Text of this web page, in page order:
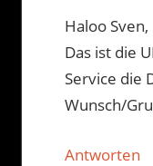
Haloo Sven,
Das ist die
Service die
Wunsch/
Antworten